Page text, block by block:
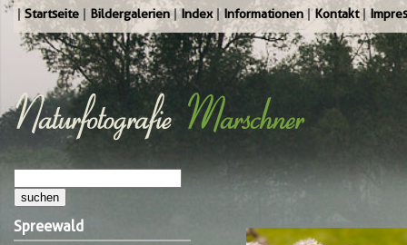
Startseite Bildergalerien Index Informationen Kontakt
Spreewald